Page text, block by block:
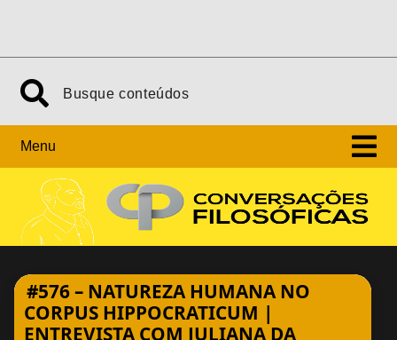
Search
Menu
#576 – NATUREZA HUMANA NO
CORPUS HIPPOCRATICUM |
ENTREVISTA COM JULIANA DA